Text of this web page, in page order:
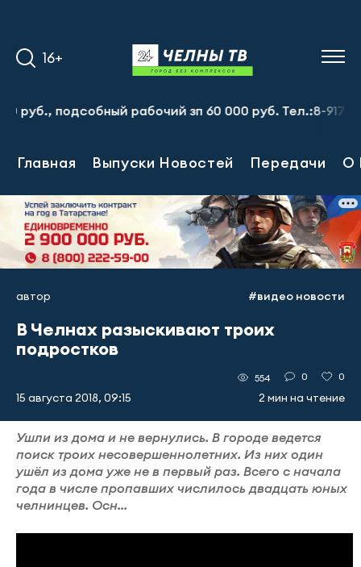
16+
подсобный рабочий зп 60 000 руб. Тел.:8-917-913-20-
Главная Выпуски Новостей Передачи О
автор #видео новости
В Челнах разыскивают троих
подростков
15 августа 2018, 09:15
554 0 0
2 мин на чтение
Ушли из дома и не вернулись. В городе ведется
поиск троих несовершеннолетних. Из них один
ушёл из дома уже не в первый раз. Всего с начала
года в числе пропавших числилось двадцать юных
челнинцев. Осн...